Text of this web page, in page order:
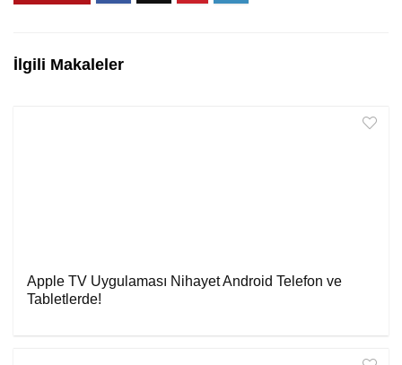
İlgili Makaleler
Apple TV Uygulaması Nihayet Android Telefon ve
Tabletlerde!